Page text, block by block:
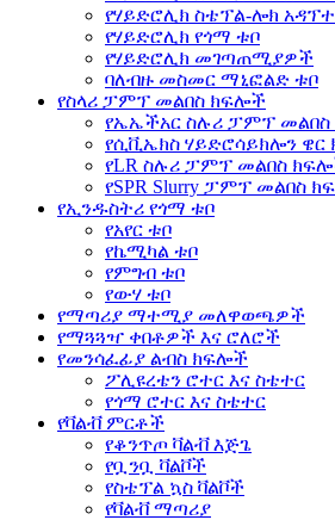
የሃይድሮሊክ ስቴፕል-ሎክ
የሃይድሮሊክ የጎማ ቱቦ
የሃይድሮሊክ መገጣጠሚያዎች
ባለብዙ መስመር ማኒፎልድ ቱቦ
የስላሪ ፓምፕ መልበስ ክፍሎች
የኤኤችአር ስሉሪ ፓምፕ
የሲቪኤክስ ሃይድሮሳይክሎን ዌር
የLR ስሉሪ ፓምፕ መልበስ
የSPR Slurry ፓምፕ መልበስ
የኢንዱስትሪ የጎማ ቱቦ
የአየር ቱቦ
የኬሚካል ቱቦ
የምግብ ቱቦ
የውሃ ቱቦ
የማጣሪያ ማተሚያ መለዋወጫዎች
የማጓጓዣ ቀበቶዎች እና ሮለሮች
የመንሳፈፊያ ልብስ ክፍሎች
ፖሊዩረቴን ሮተር እና ስቴተር
የጎማ ሮተር እና ስቴተር
የቫልቭ ምርቶች
የቆንጥጦ ቫልቭ እጅጌ
የቧንቧ ቫልቮች
የስቴፕል ኳስ ቫልቮች
የቫልቭ ማጣሪያ